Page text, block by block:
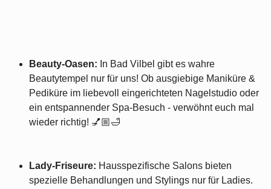
Beauty-Oasen: In Bad Vilbel gibt es wahre
Beautytempel nur für uns! Ob ausgiebige Maniküre &
Pediküre im liebevoll eingerichteten Nagelstudio oder
ein entspannender Spa-Besuch - verwöhnt euch mal
wieder richtig! 💅🏼🛁
Lady-Friseure: Hausspezifische Salons bieten
spezielle Behandlungen und Stylings nur für Ladies.